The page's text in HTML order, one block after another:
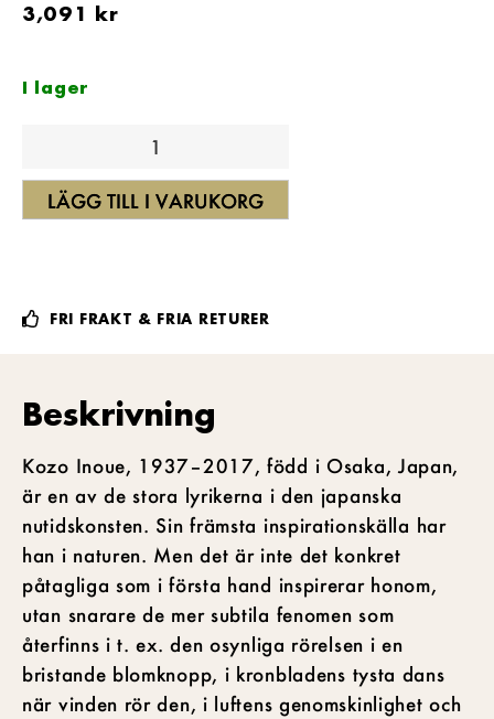
3,091 kr
I lager
LÄGG TILL I VARUKORG
FRI FRAKT & FRIA RETURER
Beskrivning
Kozo Inoue, 1937–2017, född i Osaka, Japan,
är en av de stora lyrikerna i den japanska
nutidskonsten. Sin främsta inspirationskälla har
han i naturen. Men det är inte det konkret
påtagliga som i första hand inspirerar honom,
utan snarare de mer subtila fenomen som
återfinns i t. ex. den osynliga rörelsen i en
bristande blomknopp, i kronbladens tysta dans
när vinden rör den, i luftens genomskinlighet och